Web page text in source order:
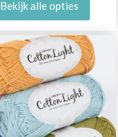
Bekijk alle opties